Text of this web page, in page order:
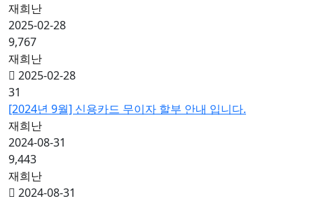
재희난
2025-02-28
9,767
재희난
2025-02-28
31
[2024년 9월] 신용카드 무이자 할부 안내 입니다.
재희난
2024-08-31
9,443
재희난
2024-08-31